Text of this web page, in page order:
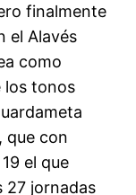
finalmente
el Alavés
como
los tonos
que con
el que
27 jornadas